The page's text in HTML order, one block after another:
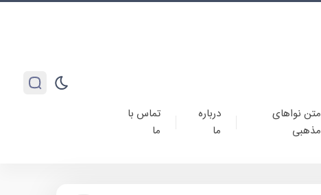
متن نواهای
مذهبی
درباره
ما
تماس با
ما